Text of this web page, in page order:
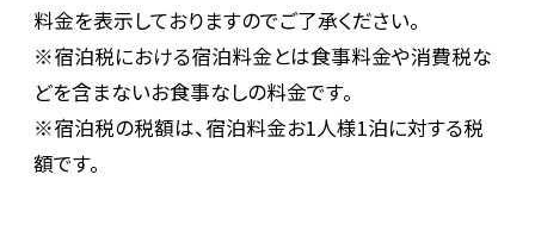
料金を表示しておりますのでご了承ください。
※宿泊税における宿泊料金とは食事料金や消費税な
どを含まないお食事なしの料金です。
※宿泊税の税額は、宿泊料金お1人様1泊に対する税
額です。